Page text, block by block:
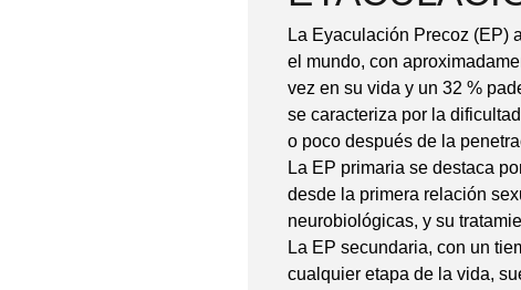
La Eyaculación Precoz (EP)
el mundo, con
vez en su vida y un 32 %
se caracteriza por la
o poco después de la
La EP primaria se destaca
desde la primera relación
neurobiológicas, y su
La EP secundaria, con un
cualquier etapa de la vida,